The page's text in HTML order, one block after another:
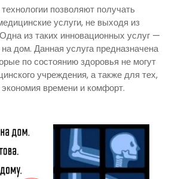
позволяют получать
услуги, не выходя из
из таких инновационных услуг —
на дом. Данная услуга предназначена
по состоянию здоровья не могут
учреждения, а также для тех,
времени и комфорт.